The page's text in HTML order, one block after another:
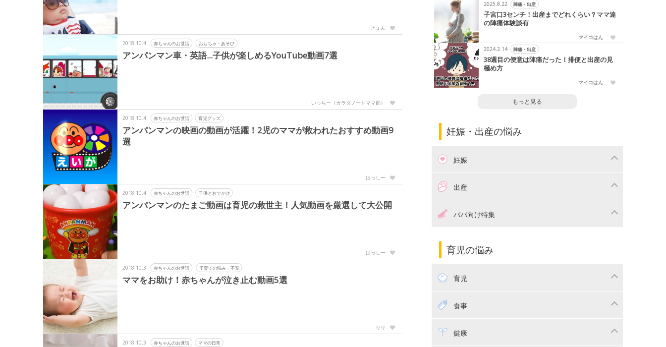
きょん
2018.10.4 赤ちゃんのお世話 おもちゃ・あそび
アンパンマン車・英語...子供が楽しめるYouTube動画7選
いっちー（カラダノートママ部）
2018.10.4 赤ちゃんのお世話 育児グッズ
アンパンマンの映画の動画が活躍！2児のママが救われたおすすめ動画9
選
はっしー
2018.10.4 赤ちゃんのお世話 子供とおでかけ
アンパンマンのたまご動画は育児の救世主！人気動画を厳選して大公開
はっしー
2018.10.3 赤ちゃんのお世話 子育ての悩み・不安
ママをお助け！赤ちゃんが泣き止む動画5選
りり
2018.10.3 赤ちゃんのお世話 ママの日常
2025.8.22
陣痛・出産
子宮口3センチ！出産までどれくらい？ママ達
の陣痛体験談有
マイコはん
2024.2.14
陣痛・出産
38週目の便意は陣痛だった！排便と出産の見
極め方
マイコはん
もっと見る
妊娠・出産の悩み
妊娠
つわり
妊娠中の食事
出産
出産準備パパ向け特集
パパ向け特集
育児の悩み
育児
赤ちゃんのお世話
寝かしつけ
食事
離乳食健康